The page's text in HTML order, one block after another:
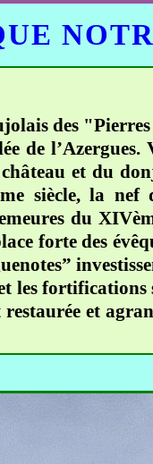
des
de
et du
siècle, la
du
forte des
les fortifications
restaurée et